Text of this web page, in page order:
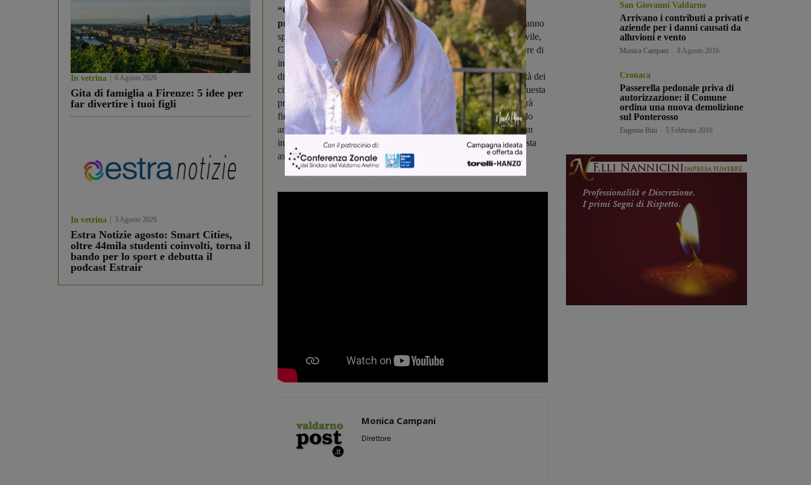
In vetrina 6 Agosto 2026
Gita di famiglia a Firenze: 5 idee per
far divertire i tuoi figli
In vetrina 3 Agosto 2026
Estra Notizie agosto: Smart Cities,
oltre 44mila studenti coinvolti, torna il
bando per lo sport e debutta il
podcast Estrair
“Come annunciato a poche ore di distanza dal mancato
pronunciamento del tribunale sulla demolizione del ponte– hanno
spiegato il sindaco Giulia Mugnai e l’assessore alla Protezione Civile,
Caterina Cardi – il Comune ha immediatamente rivisto le procedure di
intervento sul torrente Ponterosso in caso di allerta, mettendo a
disposizione risorse economiche ed umane per tutelare l’incolumità dei
cittadini, a prescindere dal preoccupante ritardo di un tribunale. Questa
procedura è stata inserita nel Piano di Protezione Civile e vi rimarrà
finché il ponte non sarà demolito. A tal proposito si sta interessando
anche l’unità del Governo #italiasicura, che si farà promotrice di un
incontro tecnico presso la Regione per risolvere un problema che sta
assumendo toni sempre più grotteschi”.
Monica Campani
Direttore
San Giovanni Valdarno
Arrivano i contributi a privati e
aziende per i danni causati da
alluvioni e vento
Monica Campani 8 Agosto 2016
Cronaca
Passerella pedonale priva di
autorizzazione: il Comune
ordina una nuova demolizione
sul Ponterosso
Eugenio Bini 5 Febbraio 2016